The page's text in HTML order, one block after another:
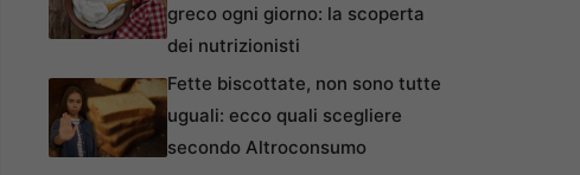
greco ogni giorno: la scoperta
dei nutrizionisti
Fette biscottate, non sono tutte
uguali: ecco quali scegliere
secondo Altroconsumo